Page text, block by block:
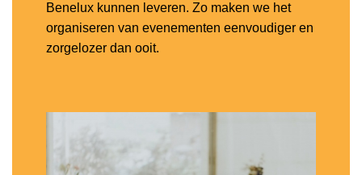
Benelux kunnen leveren. Zo maken we het
organiseren van evenementen eenvoudiger en
zorgelozer dan ooit.